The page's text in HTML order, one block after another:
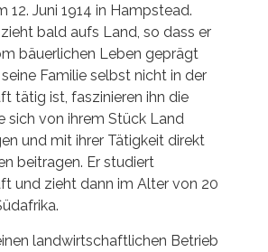
12. Juni 1914 in Hampstead.
bald aufs Land, so dass er
bäuerlichen Leben geprägt
Familie selbst nicht in der
tätig ist, faszinieren ihn die
sich von ihrem Stück Land
und mit ihrer Tätigkeit direkt
beitragen. Er studiert
und zieht dann im Alter von 20
landwirtschaftlichen Betrieb